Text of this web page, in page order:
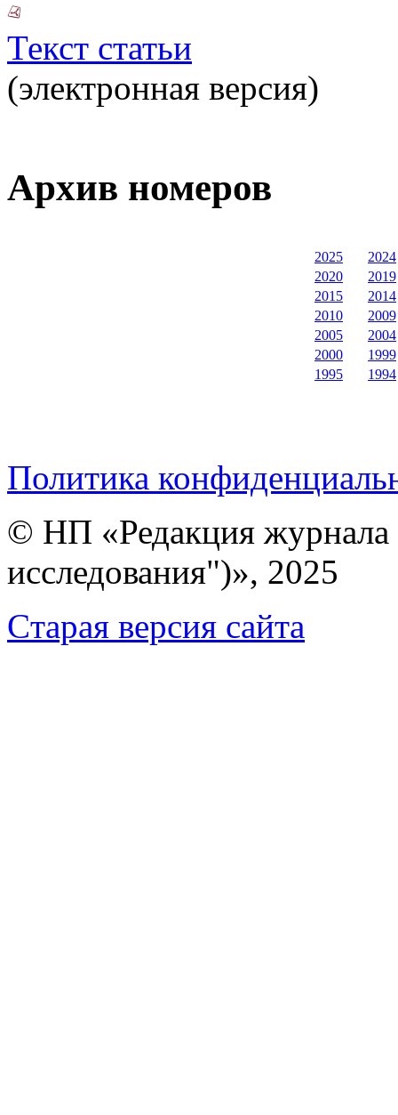
Текст статьи
(электронная версия)
Архив номеров
2025
2024
2020
2019
2015
2014
2010
2009
2005
2004
2000
1999
1995
1994
Политика
© НП «Редакция
исследования")», 2025
Cтарая версия сайта